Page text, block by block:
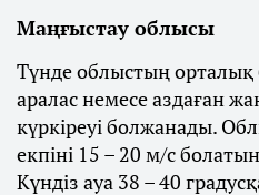
Маңғыстау облысы
Түнде облыстың орталық
аралас немесе аздаған
күркіреуі болжанады.
екпіні 15 – 20 м/с болатын
Күндіз ауа 38 – 40